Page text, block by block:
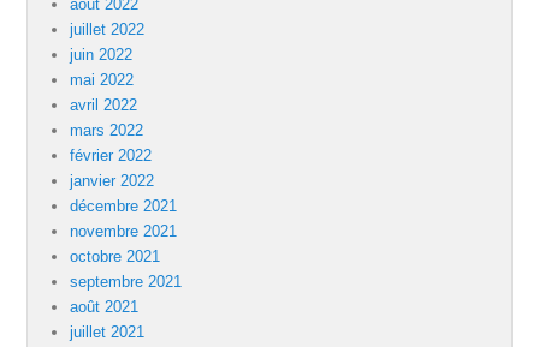
août 2022
juillet 2022
juin 2022
mai 2022
avril 2022
mars 2022
février 2022
janvier 2022
décembre 2021
novembre 2021
octobre 2021
septembre 2021
août 2021
juillet 2021